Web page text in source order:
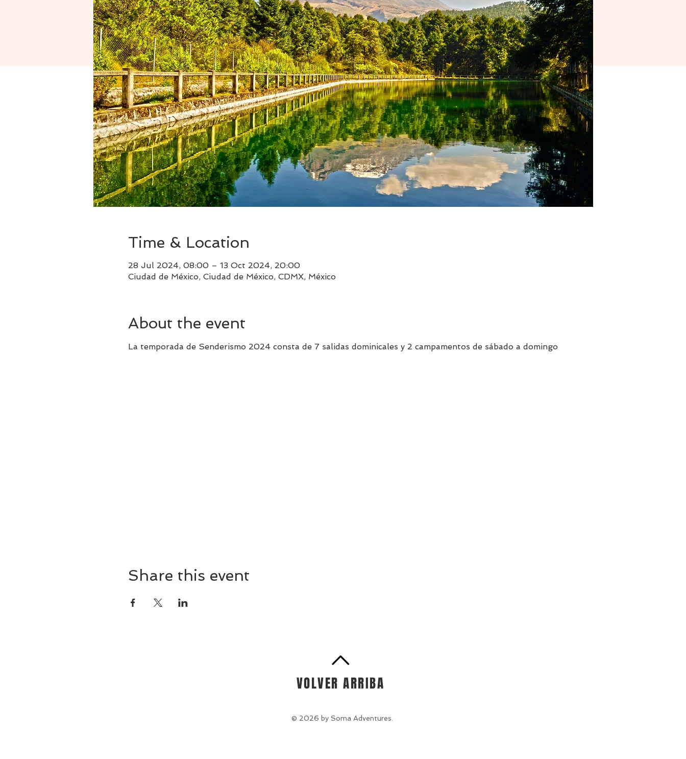
Time & Location
28 Jul 2024, 08:00 – 13 Oct 2024, 20:00
Ciudad de México, Ciudad de México, CDMX, México
About the event
La temporada de Senderismo 2024 consta de 7 salidas dominicales y 2 campamentos de sábado a domingo
Share this event
VOLVER ARRIBA
© 2026 by Soma Adventures.